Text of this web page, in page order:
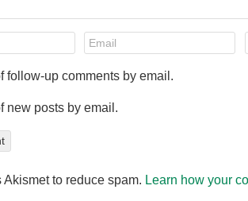
follow-up comments by email.
new posts by email.
to reduce spam. Learn how your